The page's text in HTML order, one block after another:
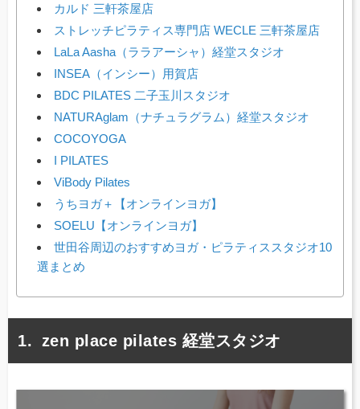
カルド 三軒茶屋店
ストレッチピラティス専門店 WECLE 三軒茶屋店
LaLa Aasha（ララアーシャ）経堂スタジオ
INSEA（インシー）用賀店
BDC PILATES 二子玉川スタジオ
NATURAglam（ナチュラグラム）経堂スタジオ
COCOYOGA
I PILATES
ViBody Pilates
うちヨガ＋【オンラインヨガ】
SOELU【オンラインヨガ】
世田谷周辺のおすすめヨガ・ピラティススタジオ10
選まとめ
zen place pilates 経堂スタジオ